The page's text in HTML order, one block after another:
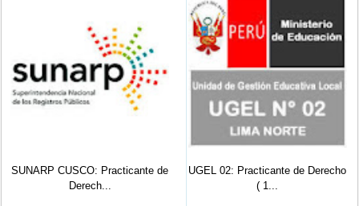
SUNARP CUSCO: Practicante de
Derech...
UGEL 02: Practicante de Derecho
( 1...